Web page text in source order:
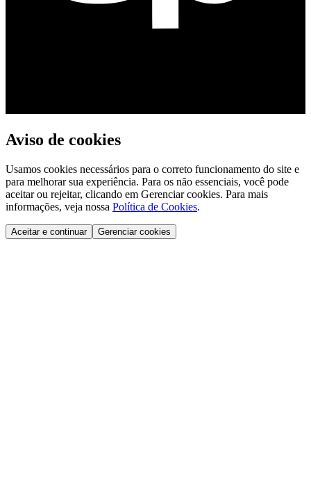
Aviso de cookies
Usamos cookies necessários para o correto funcionamento do site e
para melhorar sua experiência. Para os não essenciais, você pode
aceitar ou rejeitar, clicando em Gerenciar cookies. Para mais
informações, veja nossa Política de Cookies.
Aceitar e continuar Gerenciar cookies